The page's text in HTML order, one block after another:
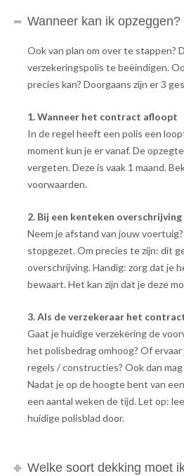
Wanneer kan ik opzeggen?
Ook van plan om over te stappen?
verzekeringspolis te beëindigen.
precies kan? Doorgaans zijn er 3
1. Wanneer het contract afloopt
In de regel heeft een polis een
moment kun je er vanaf. De
vergeten. Deze is vaak 1 maand.
voorwaarden.
2. Bij een kenteken overschrijving
Neem je afstand van jouw
stopgezet. Om precies te zijn: dit
overschrijving. Handig: zorg dat je
bewaart. Het kan zijn dat je deze
3. Als de verzekeraar het
Gaat je huidige verzekering de
het polisbedrag omhoog? Of
regels / constructies? Ook dan
Nadat je op de hoogte bent van
een aantal weken de tijd. Let op:
huidige polisblad door.
Welke soort dekking moet